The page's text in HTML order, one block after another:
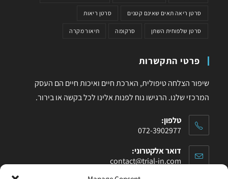
סרטן ריאה תאים שאינם קטנים סרטן ריאות
סרטן שלפוחית השתן סרקומה תיאור מקרה
פרטי התקשרות
שיפור הצלחה טיפולית, הארכת חיים ואיכות חיים הם העסק
המרכזי שלנו. הרגישו נוח לפנות אלינו לכל בקשה או בירור.
טלפון:
072-3902977
דואר אלקטרוני:
contact@trial-in.com